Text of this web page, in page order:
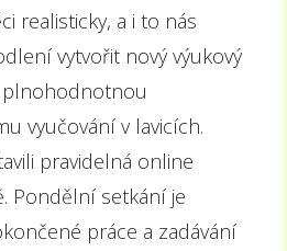
realisticky, a i to nás
vytvořit nový výukový
vyučování v lavicích.
pravidelná online
Pondělní setkání je
práce a zadávání